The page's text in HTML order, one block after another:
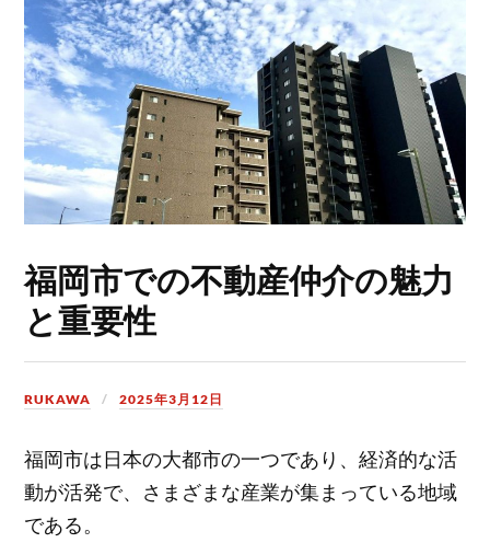
福岡市での不動産仲介の魅力
と重要性
RUKAWA 2025年3月12日
福岡市は日本の大都市の一つであり、経済的な活
動が活発で、さまざまな産業が集まっている地域
である。